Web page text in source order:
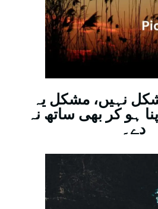
نہیں، مشکل یہ
ہو کر بھی ساتھ نہ
دے۔